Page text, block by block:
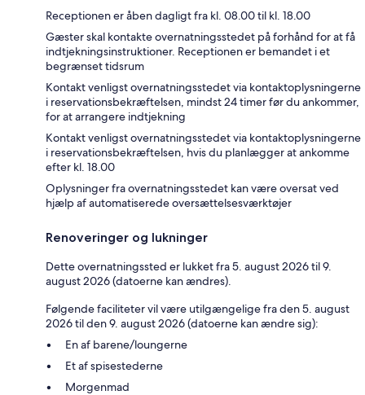
Receptionen er åben dagligt fra kl. 08.00 til kl. 18.00
Gæster skal kontakte overnatningsstedet på forhånd for at få
indtjekningsinstruktioner. Receptionen er bemandet i et
begrænset tidsrum
Kontakt venligst overnatningsstedet via kontaktoplysningerne
i reservationsbekræftelsen, mindst 24 timer før du ankommer,
for at arrangere indtjekning
Kontakt venligst overnatningsstedet via kontaktoplysningerne
i reservationsbekræftelsen, hvis du planlægger at ankomme
efter kl. 18.00
Oplysninger fra overnatningsstedet kan være oversat ved
hjælp af automatiserede oversættelsesværktøjer
Renoveringer og lukninger
Dette overnatningssted er lukket fra 5. august 2026 til 9.
august 2026 (datoerne kan ændres).
Følgende faciliteter vil være utilgængelige fra den 5. august
2026 til den 9. august 2026 (datoerne kan ændre sig):
En af barene/loungerne
Et af spisestederne
Morgenmad